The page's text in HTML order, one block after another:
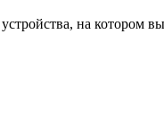
на котором